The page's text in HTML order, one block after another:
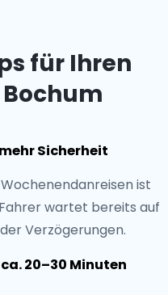
für Ihren
Sicherheit
ist
wartet bereits auf
Verzögerungen.
20–30 Minuten